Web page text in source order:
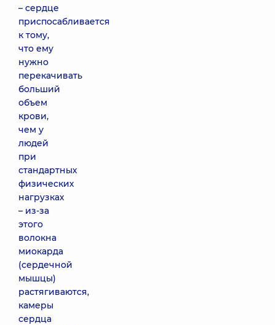
– сердце
приспосабливается
к тому,
что ему
нужно
перекачивать
больший
объем
крови,
чем у
людей
при
стандартных
физических
нагрузках
– из-за
этого
волокна
миокарда
(сердечной
мышцы)
растягиваются,
камеры
сердца